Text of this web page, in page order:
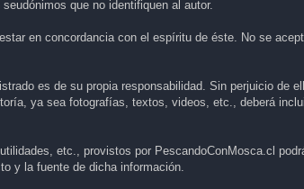
que no identifiquen al autor.
en concordancia con el espíritu de éste. No se
es de su propia responsabilidad. Sin perjuicio de
ya sea fotografías, textos, videos, etc., deberá
etc., provistos por PescandoConMosca.cl
y la fuente de dicha información.